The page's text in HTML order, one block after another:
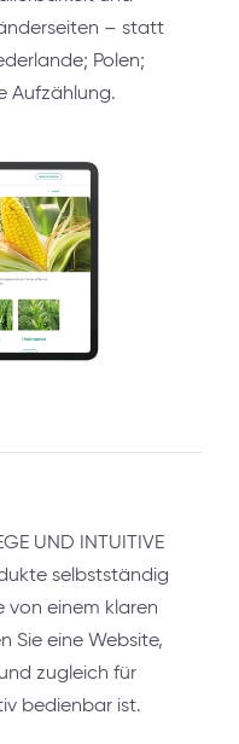
– statt
Polen;
Aufzählung.
UND INTUITIVE
selbstständig
von einem klaren
Sie eine Website,
zugleich für
bedienbar ist.